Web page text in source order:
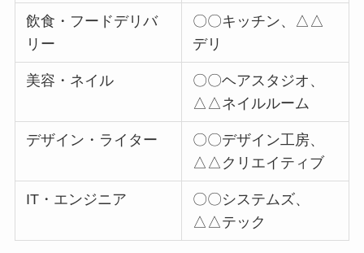
飲食・フードデリバ
リー
〇〇キッチン、△△
デリ
美容・ネイル
〇〇ヘアスタジオ、
△△ネイルルーム
デザイン・ライター
〇〇デザイン工房、
△△クリエイティブ
IT・エンジニア
〇〇システムズ、
△△テック